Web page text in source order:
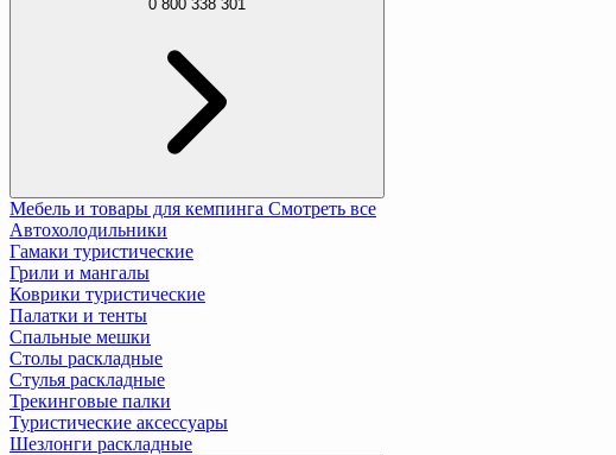
0 800 338 301
Мебель и товары для кемпинга Смотреть все
Автохолодильники
Гамаки туристические
Грили и мангалы
Коврики туристические
Палатки и тенты
Спальные мешки
Столы раскладные
Стулья раскладные
Трекинговые палки
Туристические аксессуары
Шезлонги раскладные